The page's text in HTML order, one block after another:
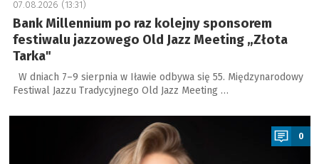
07.08.2026 (13:31)
Bank Millennium po raz kolejny sponsorem
festiwalu jazzowego Old Jazz Meeting „Złota
Tarka"
W dniach 7–9 sierpnia w Iławie odbywa się 55. Międzynarodowy
Festiwal Jazzu Tradycyjnego Old Jazz Meeting …
a
0